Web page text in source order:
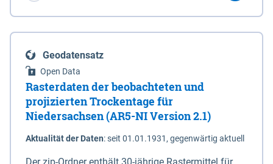
Geodatensatz
Open Data
Rasterdaten der beobachteten und
projizierten Trockentage für
Niedersachsen (AR5-NI Version 2.1)
Aktualität der Daten:seit 01.01.1931, gegenwärtig aktuell